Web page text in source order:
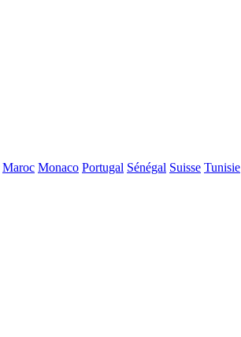
Maroc Monaco Portugal Sénégal Suisse Tunisie